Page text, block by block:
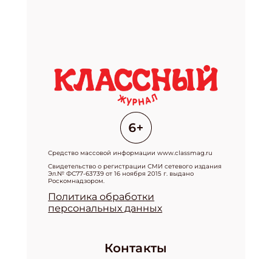
Средство массовой информации www.classmag.ru
Свидетельство о регистрации СМИ сетевого издания
Эл.№ ФС77-63739 от 16 ноября 2015 г. выдано
Роскомнадзором.
Политика обработки
персональных данных
Контакты